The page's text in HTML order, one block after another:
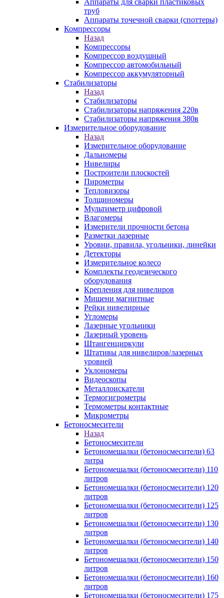
Аппараты для сварки пластиковых
труб
Аппараты точечной сварки (споттеры)
Компрессоры
Назад
Компрессоры
Компрессор воздушный
Компрессор автомобильный
Компрессор аккумуляторный
Стабилизаторы
Назад
Стабилизаторы
Стабилизаторы напряжения 220в
Стабилизаторы напряжения 380в
Измерительное оборудование
Назад
Измерительное оборудование
Дальномеры
Нивелиры
Построители плоскостей
Пирометры
Тепловизоры
Толщиномеры
Мультиметр цифровой
Влагомеры
Измерители прочности бетона
Разметки лазерные
Уровни, правила, угольники, линейки
Детекторы
Измерительное колесо
Комплекты геодезического
оборудования
Крепления для нивелиров
Мишени магнитные
Рейки нивелирные
Угломеры
Лазерные угольники
Лазерный уровень
Штангенциркули
Штативы для нивелиров/лазерных
уровней
Уклономеры
Видеоскопы
Металлоискатели
Термогигрометры
Термометры контактные
Микрометры
Бетоносмесители
Назад
Бетоносмесители
Бетономешалки (бетоносмесители) 63
литра
Бетономешалки (бетоносмесители) 110
литров
Бетономешалки (бетоносмесители) 120
литров
Бетономешалки (бетоносмесители) 125
литров
Бетономешалки (бетоносмесители) 130
литров
Бетономешалки (бетоносмесители) 140
литров
Бетономешалки (бетоносмесители) 150
литров
Бетономешалки (бетоносмесители) 160
литров
Бетономешалки (бетоносмесители) 175